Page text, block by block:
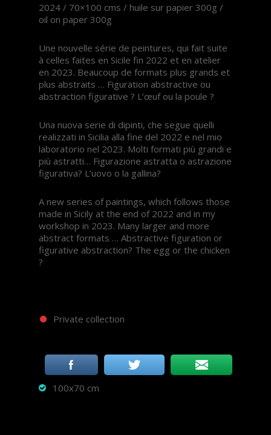
2024 / 70×100 cms / huile sur papier 300g /
oil on paper 300g
Une nouvelle série de peintures, qui fait suite
à celles faites en Sicile fin 2022 et en atelier
en 2023. Beaucoup de formats plus grands et
plus abstraits … Figuration abstractive ou
abstraction figurative ? L’œuf ou la poule ?
Una nuova serie di dipinti, che segue quelli
realizzati in Sicilia alla fine del 2022 e nel mio
laboratorio nel 2023. Molti formati più grandi e
più astratti… Figurazione astratta o astrazione
figurativa? L’uovo o la gallina?
A new series of paintings, which follows those
made in Sicily at the end of 2022 and in my
workshop in 2023. Many larger and more
abstract formats … Abstractive figuration or
figurative abstraction? The egg or the chicken
?
Private collection
100x70 cm